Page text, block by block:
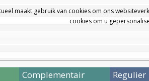
maakt gebruik van cookies om ons
cookies om u
Complementair Regulier